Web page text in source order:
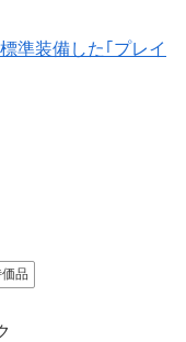
準装備した｢プレイ
品